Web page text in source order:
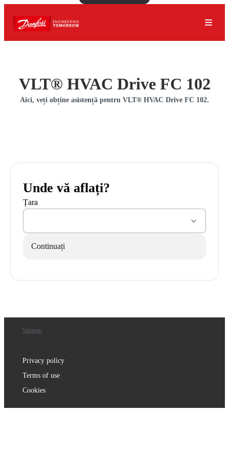
VLT® HVAC Drive FC 102
Aici, veți obține asistență pentru VLT® HVAC Drive FC 102.
Unde vă aflați?
Țara
Continuați
Sitemap
Privacy policy
Terms of use
Cookies